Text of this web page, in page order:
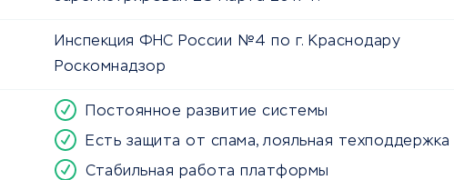
Инспекция ФНС России №4 по г. Краснодару
Роскомнадзор
Постоянное развитие системы
Есть защита от спама, лояльная техподдержка
Стабильная работа платформы